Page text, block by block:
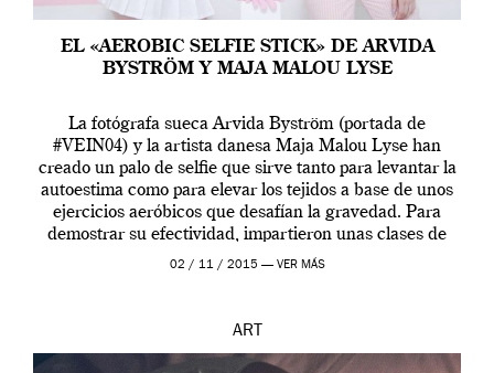
EL «AEROBIC SELFIE STICK» DE ARVIDA
BYSTRÖM Y MAJA MALOU LYSE
La fotógrafa sueca Arvida Byström (portada de
#VEIN04) y la artista danesa Maja Malou Lyse han
creado un palo de selfie que sirve tanto para levantar la
autoestima como para elevar los tejidos a base de unos
ejercicios aeróbicos que desafían la gravedad. Para
demostrar su efectividad, impartieron unas clases de
prueba en el Tate […]
02 / 11 / 2015 — VER MÁS
ART